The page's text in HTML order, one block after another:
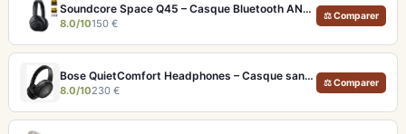
Soundcore Space Q45 – Casque Bluetooth ANC 50h d'autonomie et LDAC Hi-Res
8.0/10150 €
⚖ Comparer
Bose QuietComfort Headphones – Casque sans fil à réduction de bruit légendaire
8.0/10230 €
⚖ Comparer